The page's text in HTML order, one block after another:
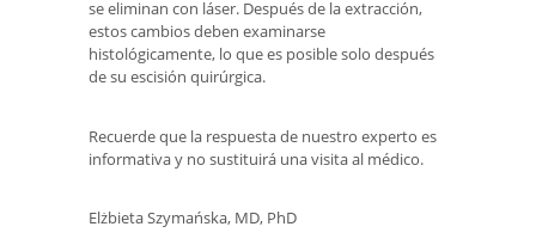
se eliminan con láser. Después de la extracción,
estos cambios deben examinarse
histológicamente, lo que es posible solo después
de su escisión quirúrgica.
Recuerde que la respuesta de nuestro experto es
informativa y no sustituirá una visita al médico.
Elżbieta Szymańska, MD, PhD